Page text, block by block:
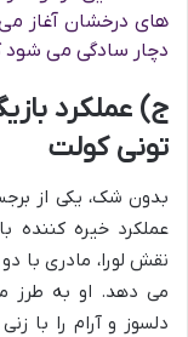
های درخشان آغاز
دچار سادگی می شود
ج) عملکرد
تونی کولت
بدون شک، یکی از
عملکرد خیره کننده
نقش لورا، مادری با
می دهد. او به طرز
دلسوز و آرام را با